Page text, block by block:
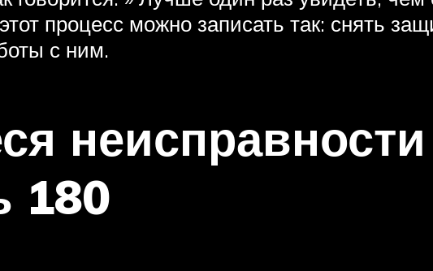
процесс можно записать так: снять
с ним.
неисправности
180